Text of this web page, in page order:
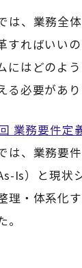
は、業務全
すればいい
にはどのよ
る必要があり
業務要件定
は、業務要
Is）と現状
理・体系化